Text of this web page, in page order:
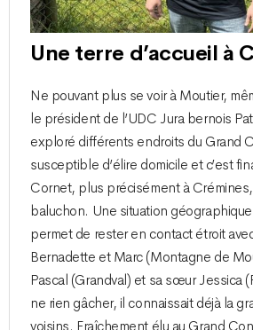
Une terre d’accueil à
Ne pouvant plus se voir à Moutier,
le président de l’UDC Jura bernois
exploré différents endroits du Grand
susceptible d’élire domicile et c’est
Cornet, plus précisément à
baluchon. Une situation
permet de rester en contact étroit
Bernadette et Marc (Montagne de
Pascal (Grandval) et sa sœur Jessica
ne rien gâcher, il connaissait déjà la